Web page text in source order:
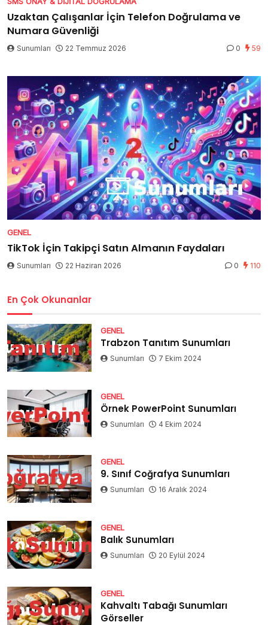
Uzaktan Çalışanlar İçin Telefon Doğrulama ve
Numara Güvenliği
Sunumları 22 Temmuz 2026 0 59
GENEL
TikTok İçin Takipçi Satın Almanın Faydaları
Sunumları 22 Haziran 2026 0 110
En Çok Okunanlar
GENEL
Trabzon Tanıtım Sunumları
Sunumları 7 Ekim 2024
GENEL
Örnek PowerPoint Sunumları
Sunumları 4 Ekim 2024
GENEL
9. Sınıf Coğrafya Sunumları
Sunumları 16 Aralık 2024
GENEL
Balık Sunumları
Sunumları 20 Eylül 2024
GENEL
Kahvaltı Tabağı Sunumları
Görseller